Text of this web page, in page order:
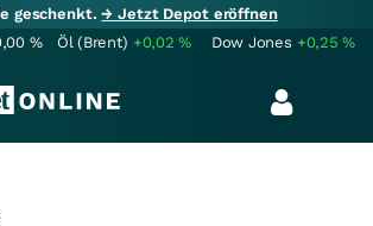
geschenkt.→ Jetzt Depot eröffnen
% Öl (Brent) +0,02% Dow Jones +0,25%